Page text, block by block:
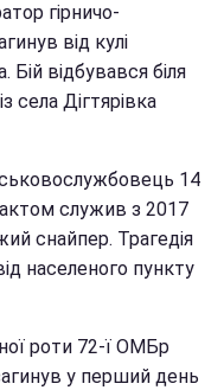
гірничо-
від кулі
відбувався біля
села Дігтярівка
14
служив з 2017
снайпер. Трагедія
населеного пункту
роти 72-ї ОМБр
у перший день